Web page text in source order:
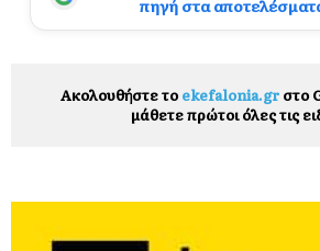
πηγή στα
Ακολουθήστε το ekefalonia.grστο
μάθετε πρώτοι όλες τις